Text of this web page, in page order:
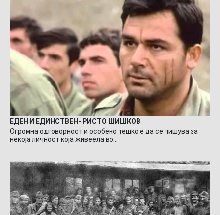
ЕДЕН И ЕДИНСТВЕН- РИСТО ШИШКОВ
Огромна одговорност и особено тешко е да се пишува за
некоја личност која живеела во…